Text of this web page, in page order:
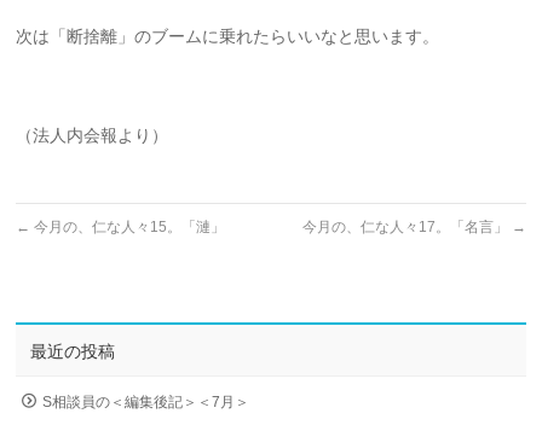
次は「断捨離」のブームに乗れたらいいなと思います。
（法人内会報より）
← 今月の、仁な人々15。「漣」 今月の、仁な人々17。「名言」 →
最近の投稿
S相談員の＜編集後記＞＜7月＞